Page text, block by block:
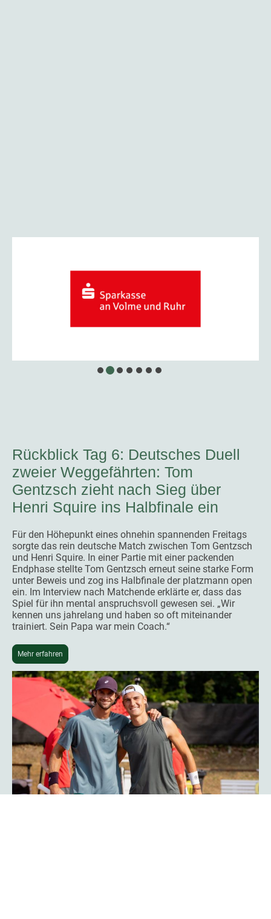
Rückblick Tag 6: Deutsches Duell
zweier Weggefährten: Tom
Gentzsch zieht nach Sieg über
Henri Squire ins Halbfinale ein
Für den Höhepunkt eines ohnehin spannenden Freitags
sorgte das rein deutsche Match zwischen Tom Gentzsch
und Henri Squire. In einer Partie mit einer packenden
Endphase stellte Tom Gentzsch erneut seine starke Form
unter Beweis und zog ins Halbfinale der platzmann open
ein. Im Interview nach Matchende erklärte er, dass das
Spiel für ihn mental anspruchsvoll gewesen sei. „Wir
kennen uns jahrelang und haben so oft miteinander
trainiert. Sein Papa war mein Coach.“
Mehr erfahren